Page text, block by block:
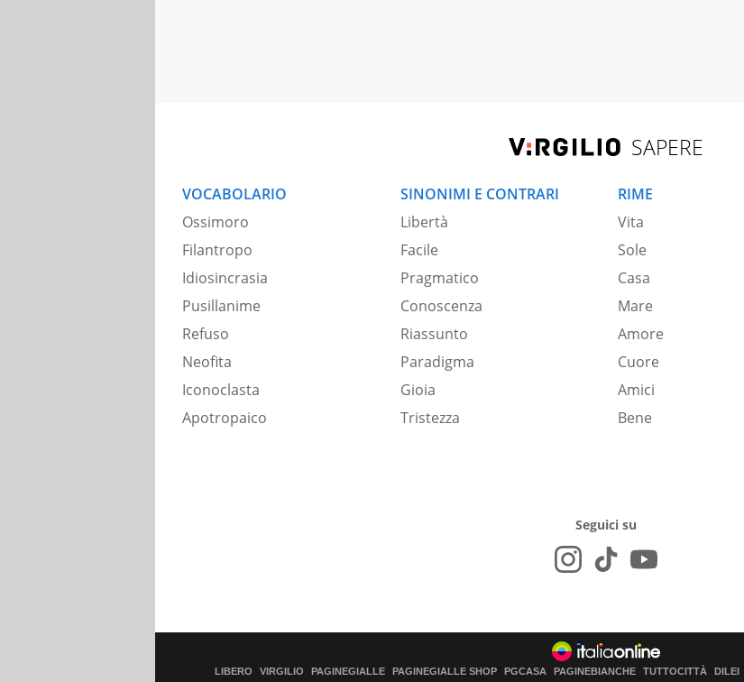
SAPERE
VOCABOLARIO
Ossimoro
Filantropo
Idiosincrasia
Pusillanime
Refuso
Neofita
Iconoclasta
Apotropaico
SINONIMI E CONTRARI
Libertà
Facile
Pragmatico
Conoscenza
Riassunto
Paradigma
Gioia
Tristezza
RIME
Vita
Sole
Casa
Mare
Amore
Cuore
Amici
Bene
Seguici su
LIBERO VIRGILIO PAGINEGIALLE PAGINEGIALLE SHOP PGCASA PAGINEBIANCHE TUTTOCITTÀ DILEI